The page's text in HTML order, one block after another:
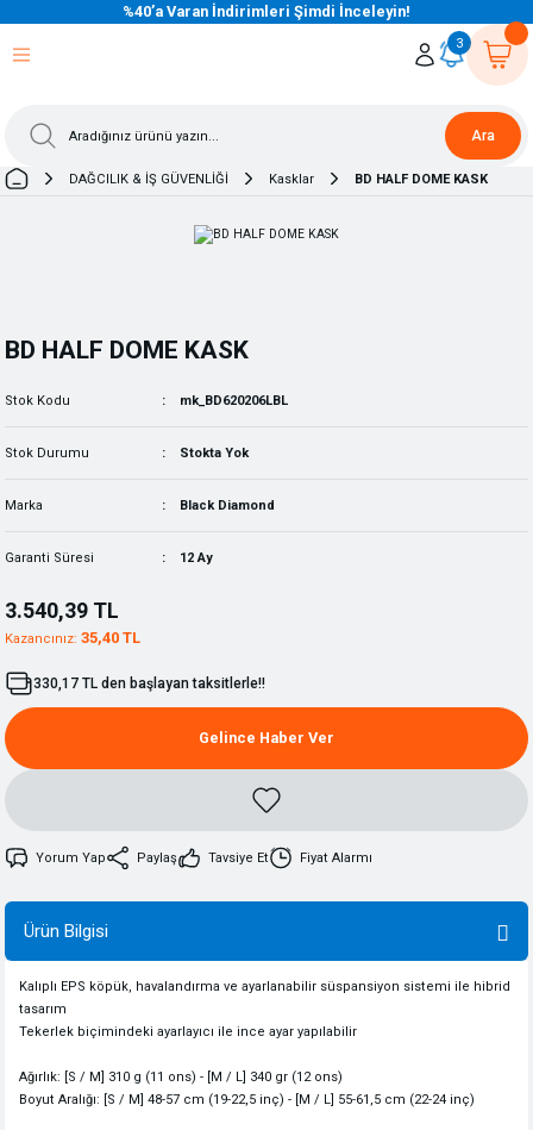
%40’a Varan İndirimleri Şimdi İnceleyin!
Ara
3
DAĞCILIK & İŞ GÜVENLİĞİ Kasklar BD HALF DOME KASK
BD HALF DOME KASK
Stok Kodu mk_BD620206LBL
Stok Durumu Stokta Yok
Marka Black Diamond
Garanti Süresi 12 Ay
3.540,39 TL
Kazancınız: 35,40 TL
330,17 TL den başlayan taksitlerle!!
Gelince Haber Ver
Yorum Yap Paylaş Tavsiye Et Fiyat Alarmı
Ürün Bilgisi
Kalıplı EPS köpük, havalandırma ve ayarlanabilir süspansiyon sistemi ile hibrid
tasarım
Tekerlek biçimindeki ayarlayıcı ile ince ayar yapılabilir
Ağırlık: [S / M] 310 g (11 ons) - [M / L] 340 gr (12 ons)
Boyut Aralığı: [S / M] 48-57 cm (19-22,5 inç) - [M / L] 55-61,5 cm (22-24 inç)